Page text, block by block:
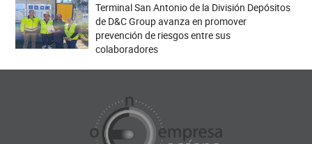
Terminal San Antonio de la División Depósitos
de D&C Group avanza en promover
prevención de riesgos entre sus
colaboradores